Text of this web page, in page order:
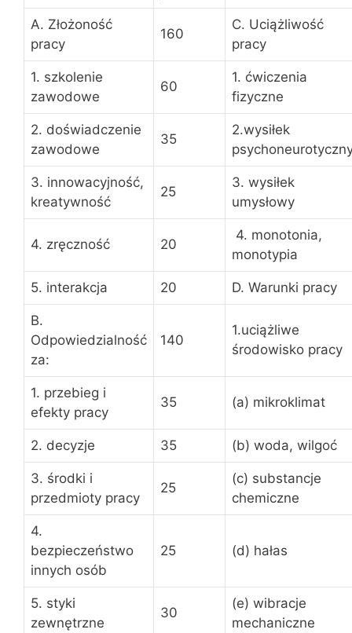
A. Złożoność
pracy
160
C. Uciążliwość
pracy
1. szkolenie
zawodowe
60
1. ćwiczenia
fizyczne
2. doświadczenie
zawodowe
35
2.wysiłek
3. innowacyjność,
kreatywność
25
3. wysiłek
umysłowy
4. zręczność 20
4. monotonia,
monotypia
5. interakcja 20 D. Warunki pracy
B.
Odpowiedzialność
za:
140
1.uciążliwe
środowisko pracy
1. przebieg i
efekty pracy
35 (a) mikroklimat
2. decyzje 35 (b) woda, wilgoć
3. środki i
przedmioty pracy
25
(c) substancje
chemiczne
4.
bezpieczeństwo
innych osób
25 (d) hałas
5. styki
zewnętrzne
30
(e) wibracje
mechaniczne